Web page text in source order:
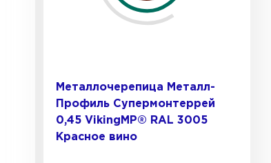
Металлочерепица Металл-
Профиль Супермонтеррей
0,45 VikingMP® RAL 3005
Красное вино